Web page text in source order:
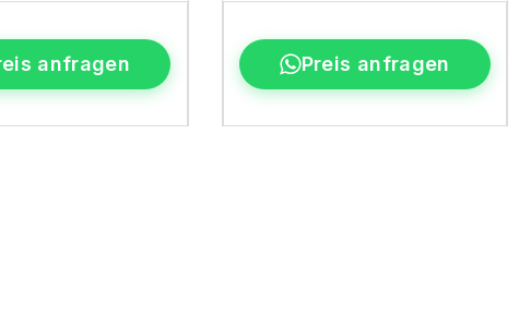
anfragen Preis anfragen